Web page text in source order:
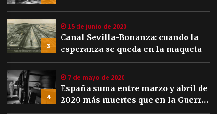
3
15 de junio de 2020
Canal Sevilla-Bonanza: cuando la
esperanza se queda en la maqueta
4
7 de mayo de 2020
España suma entre marzo y abril de
2020 más muertes que en la Guerra
Civil